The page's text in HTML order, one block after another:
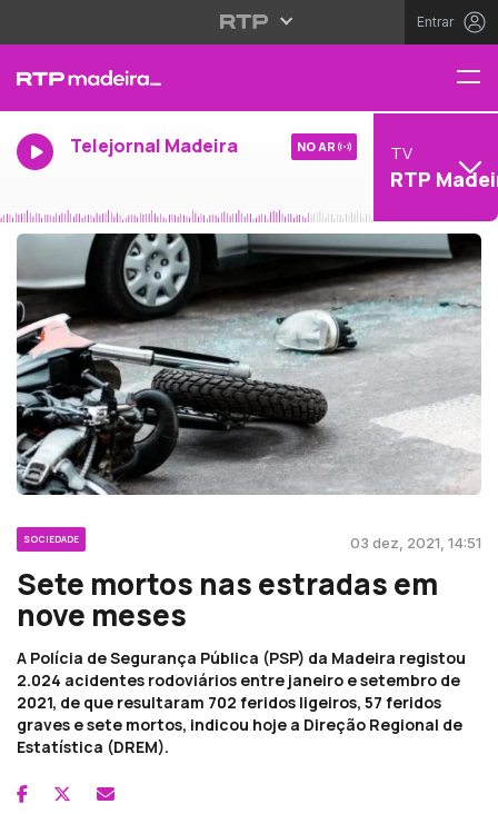
Entrar
Telejornal Madeira NO AR TV
RTP
SOCIEDADE 03 dez, 2021, 14:51
Sete mortos nas estradas em
nove meses
A Polícia de Segurança Pública (PSP) da Madeira registou
2.024 acidentes rodoviários entre janeiro e setembro de
2021, de que resultaram 702 feridos ligeiros, 57 feridos
graves e sete mortos, indicou hoje a Direção Regional de
Estatística (DREM).